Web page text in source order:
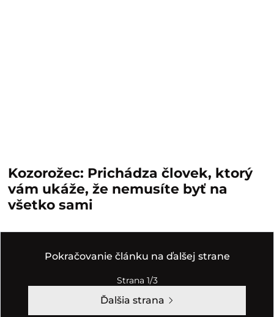
Kozorožec: Prichádza človek, ktorý
vám ukáže, že nemusíte byť na
všetko sami
Pokračovanie článku na ďalšej strane
Strana 1/3
Ďalšia strana